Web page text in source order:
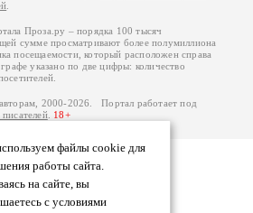
файлы cookie для
работы сайта.
на сайте, вы
с условиями
Проза.ру – порядка 100 тысяч
сумме просматривают более полумиллиона
посещаемости, который расположен справа
указано по две цифры: количество
2000-2026. Портал работает под
. 18+